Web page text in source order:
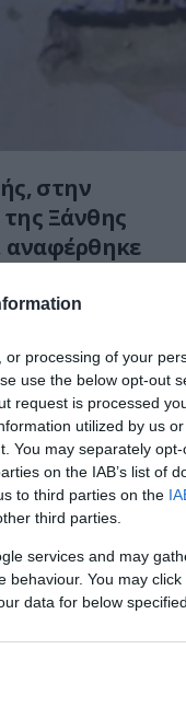
processing of your
use the below opt-out
request is processed
utilized by us
You may separately
on the IAB’s list of
to third parties on the
third parties.
services and may
behaviour. You may
data for below
στην
Ξάνθης
αναφέρθηκε
για την
σαν
μας είναι
και η
χώρους σχεδόν
η κάθε
οράματος,
στην